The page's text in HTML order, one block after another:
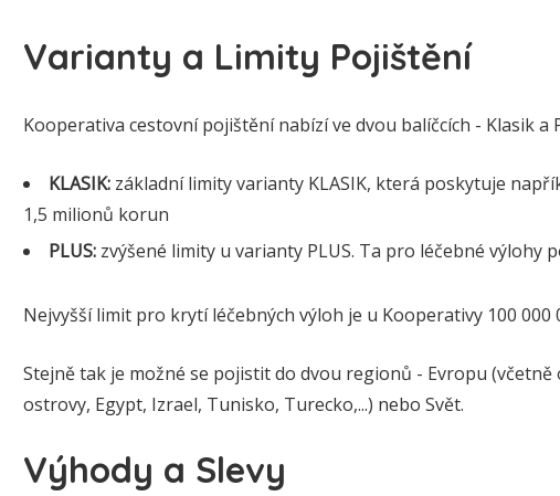
Varianty a Limity Pojištění
Kooperativa cestovní pojištění nabízí ve dvou balíčcích - Klasik a
KLASIK: základní limity varianty KLASIK, která poskytuje
1,5 milionů korun
PLUS: zvýšené limity u varianty PLUS. Ta pro léčebné výlohy
Nejvyšší limit pro krytí léčebných výloh je u Kooperativy 100 000
Stejně tak je možné se pojistit do dvou regionů - Evropu
ostrovy, Egypt, Izrael, Tunisko, Turecko,...) nebo Svět.
Výhody a Slevy